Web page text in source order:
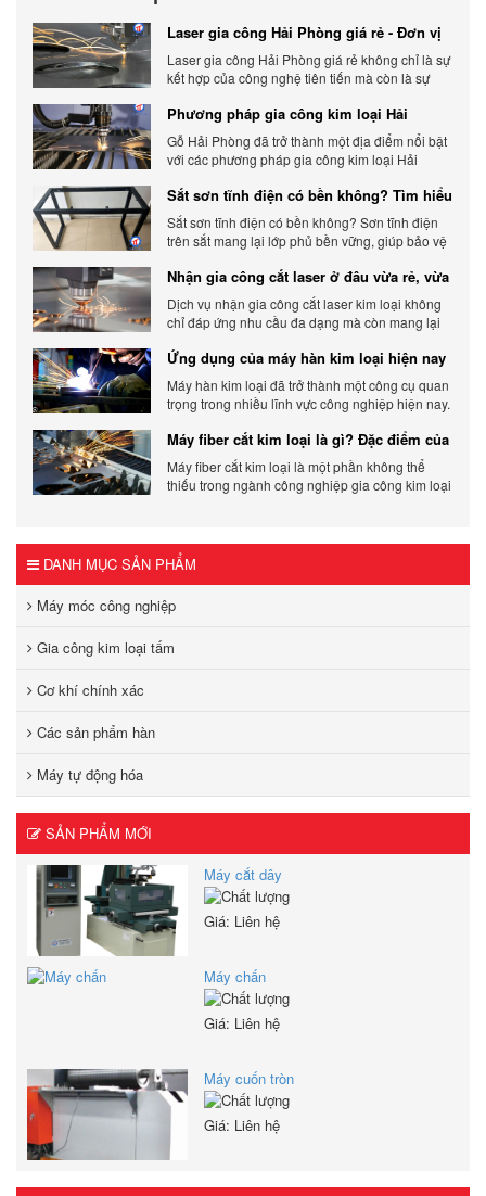
Laser gia công Hải Phòng giá rẻ - Đơn vị
gia công báo giá chính xác
Laser gia công Hải Phòng giá rẻ không chỉ là sự
kết hợp của công nghệ tiên tiến mà còn là sự
khách hàng. Xem ngay nhé.
Phương pháp gia công kim loại Hải
Phòng phổ biến hiện nay
Gỗ Hải Phòng đã trở thành một địa điểm nổi bật
với các phương pháp gia công kim loại Hải
Sắt sơn tĩnh điện có bền không? Tìm hiểu
chi tiết
Sắt sơn tĩnh điện có bền không? Sơn tĩnh điện
trên sắt mang lại lớp phủ bền vững, giúp bảo vệ
động bên ngoài.
Nhận gia công cắt laser ở đâu vừa rẻ, vừa
chất lượng
Dịch vụ nhận gia công cắt laser kim loại không
chỉ đáp ứng nhu cầu đa dạng mà còn mang lại
Ứng dụng của máy hàn kim loại hiện nay
Máy hàn kim loại đã trở thành một công cụ quan
trọng trong nhiều lĩnh vực công nghiệp hiện nay.
Máy fiber cắt kim loại là gì? Đặc điểm của
máy fiber
Máy fiber cắt kim loại là một phần không thể
thiếu trong ngành công nghiệp gia công kim loại
DANH MỤC SẢN PHẨM
Máy móc công nghiệp
Gia công kim loại tấm
Cơ khí chính xác
Các sản phẩm hàn
Máy tự động hóa
SẢN PHẨM MỚI
Máy cắt dây
Giá: Liên hệ
Máy chấn
Giá: Liên hệ
Máy cuốn tròn
Giá: Liên hệ